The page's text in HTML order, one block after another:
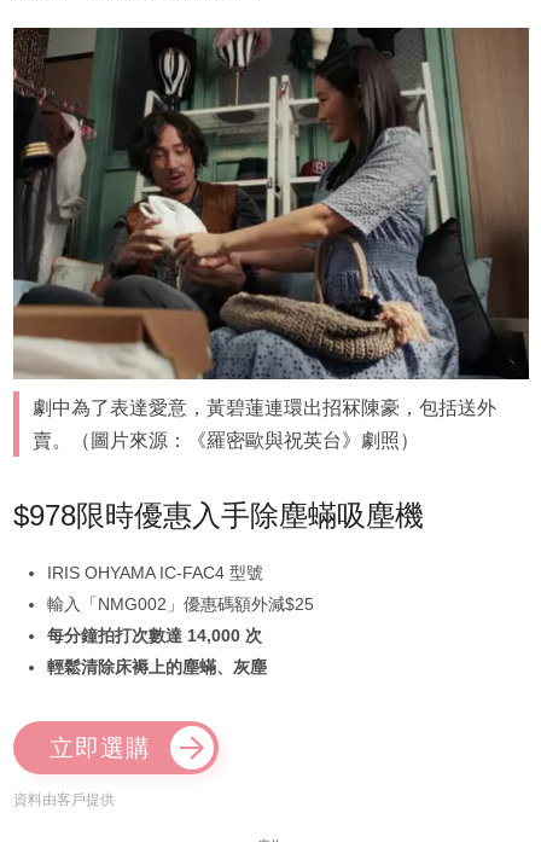
劇中為了表達愛意，黃碧蓮連環出招冧陳豪，包括送外
賣。（圖片來源：《羅密歐與祝英台》劇照）
$978限時優惠入手除塵蟎吸塵機
IRIS OHYAMA IC-FAC4 型號
輸入「NMG002」優惠碼額外減$25
每分鐘拍打次數達 14,000 次
輕鬆清除床褥上的塵蟎、灰塵
立即選購
資料由客戶提供